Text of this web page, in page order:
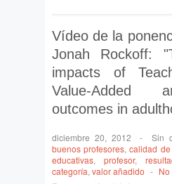
Vídeo de la
Jonah Rockoff:
impacts of
Value-Added
outcomes in
diciembre 20, 2012 - Sin
buenos profesores,calidad
educativas, profesor,
categoría, valor añadido -